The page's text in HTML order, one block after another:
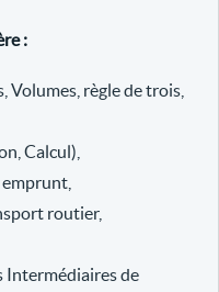
:
Volumes, règle de trois,
Calcul),
routier,
Intermédiaires de